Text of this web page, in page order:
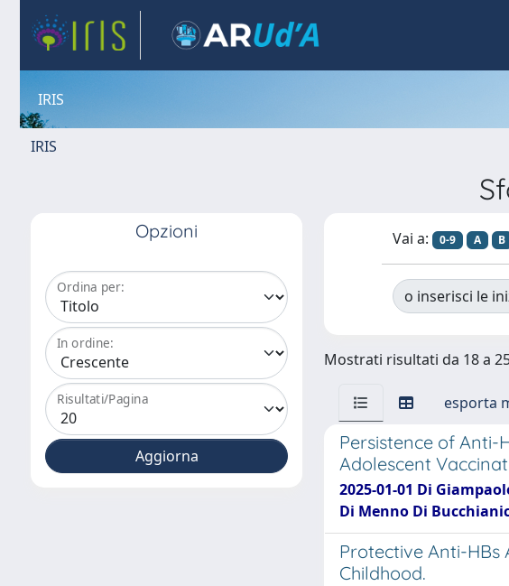
IRIS
IRIS
Opzioni
Ordina per:
In ordine:
Risultati/Pagina
Vai a: 0-9 A B
o inserisci le
Mostrati risultati da 18 a
esporta
Persistence of Anti-
Adolescent
2025-01-01 Di
Di Menno Di
Protective Anti-HBs
Childhood.